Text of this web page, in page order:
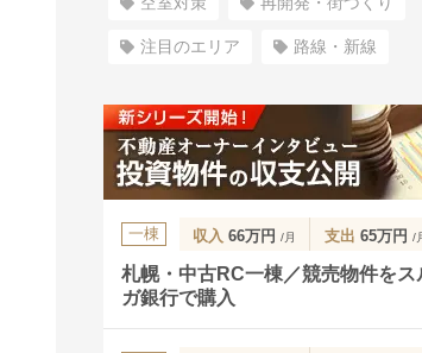
注目のエリア 路線・新線
一棟 収入 66万円 /月 支出 65万円 /
札幌・中古RC一棟／競売物件をス
ガ銀行で購入